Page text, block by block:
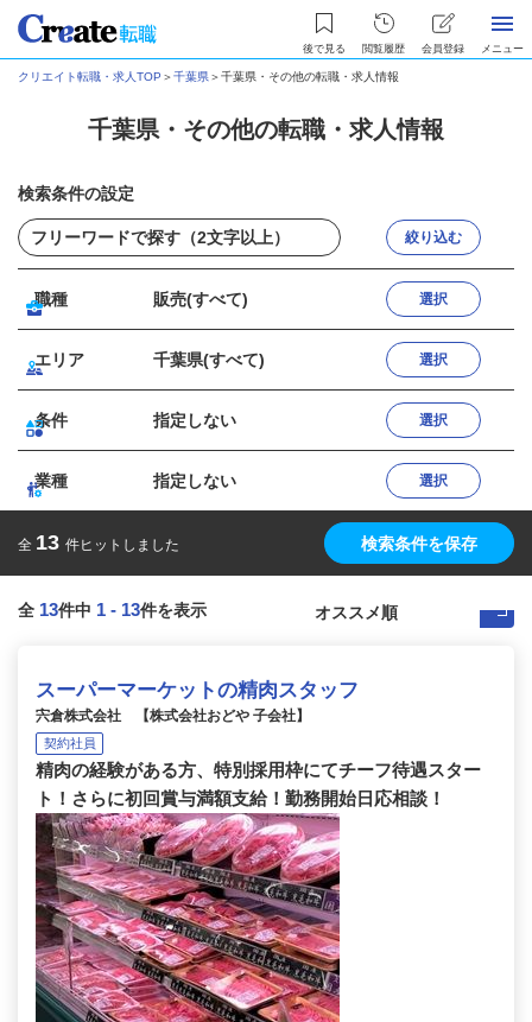
後で見る 閲覧履歴 会員登録 メニュー
クリエイト転職・求人TOP ＞千葉県＞千葉県・その他の転職・求人情報
千葉県・その他の転職・求人情報
検索条件の設定
絞り込む
職種 販売(すべて) 選択
エリア 千葉県(すべて) 選択
条件 指定しない 選択
業種 指定しない 選択
全 13 件ヒットしました 検索条件を保存
全 13件中 1 - 13件を表示
スーパーマーケットの精肉スタッフ
宍倉株式会社 【株式会社おどや 子会社】
契約社員
精肉の経験がある方、特別採用枠にてチーフ待遇スター
ト！さらに初回賞与満額支給！勤務開始日応相談！